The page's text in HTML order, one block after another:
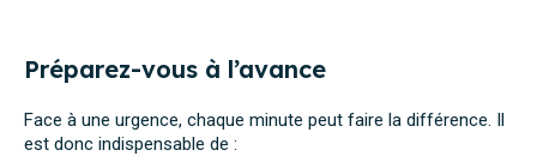
Préparez-vous à l’avance
Face à une urgence, chaque minute peut faire la différence. Il
est donc indispensable de :